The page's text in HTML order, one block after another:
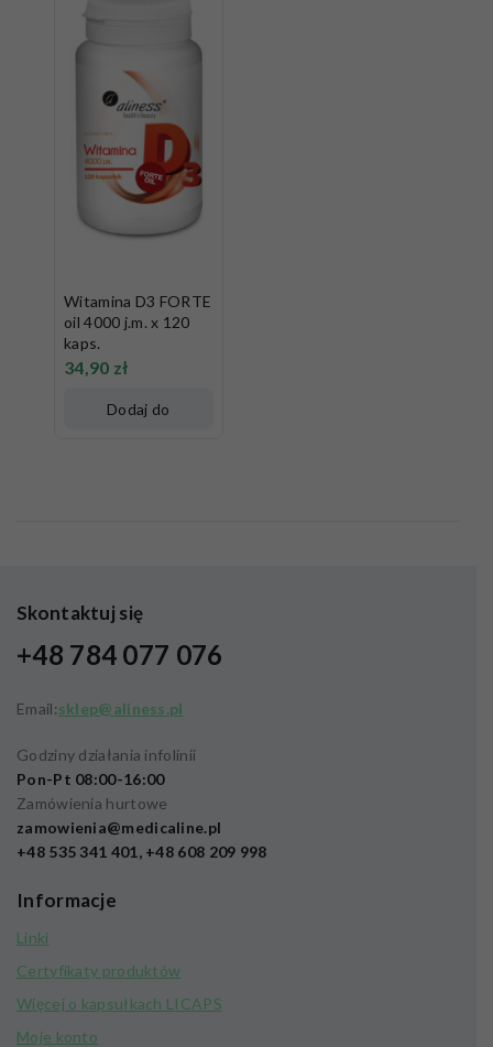
Witamina D3 FORTE
oil 4000 j.m. x 120
kaps.
34,90 zł
Dodaj do
Skontaktuj się
+48 784 077 076
Email:sklep@aliness.pl
Godziny działania infolinii
Pon-Pt 08:00-16:00
Zamówienia hurtowe
zamowienia@medicaline.pl
+48 535 341 401, +48 608 209 998
Informacje
Linki
Certyfikaty produktów
Więcej o kapsułkach LICAPS
Moje konto